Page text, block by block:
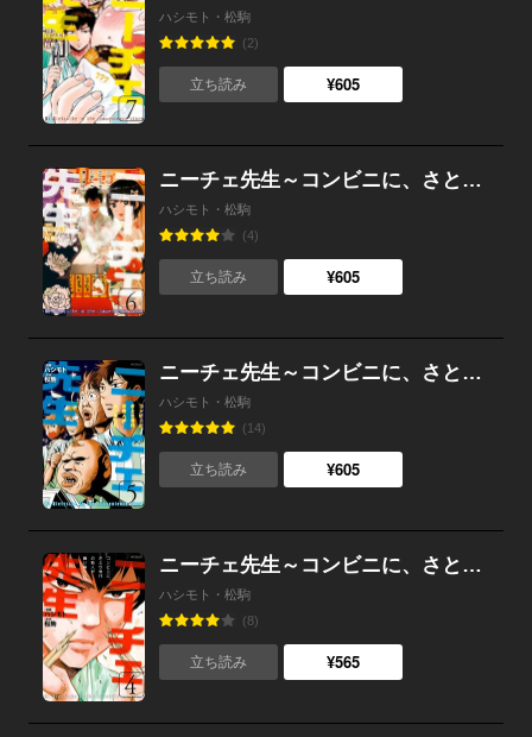
ハシモト・松駒
(2)
立ち読み ¥605
ニーチェ先生～コンビニに、さとり世代の新人が舞い降りた～ 6
ハシモト・松駒
(4)
立ち読み ¥605
ニーチェ先生～コンビニに、さとり世代の新人が舞い降りた～ 5
ハシモト・松駒
(14)
立ち読み ¥605
ニーチェ先生～コンビニに、さとり世代の新人が舞い降りた～ 4
ハシモト・松駒
(8)
立ち読み ¥565